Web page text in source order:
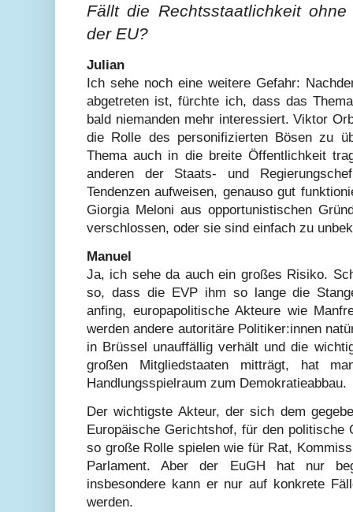
Fällt die Rechtsstaatlichkeit
der EU?
Julian
Ich sehe noch eine weitere Gefahr:
abgetreten ist, fürchte ich, dass das
bald niemanden mehr interessiert. Viktor
die Rolle des personifizierten Bösen zu
Thema auch in die breite Öffentlichkeit
anderen der Staats- und
Tendenzen aufweisen, genauso gut
Giorgia Meloni aus opportunistischen
verschlossen, oder sie sind einfach zu
Manuel
Ja, ich sehe da auch ein großes Risiko.
so, dass die EVP ihm so lange die
anfing, europapolitische Akteure wie
werden andere autoritäre Politiker:innen
in Brüssel unauffällig verhält und die
großen Mitgliedstaaten mitträgt, hat
Handlungsspielraum zum Demokratieabbau.
Der wichtigste Akteur, der sich dem
Europäische Gerichtshof, für den politische
so große Rolle spielen wie für Rat,
Parlament. Aber der EuGH hat nur
insbesondere kann er nur auf konkrete
werden.